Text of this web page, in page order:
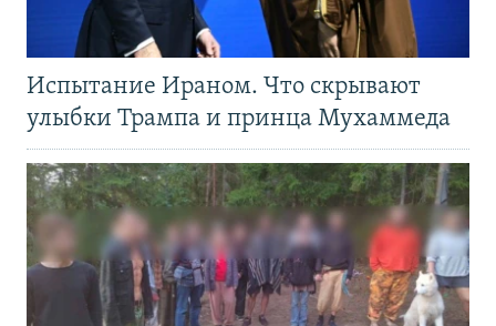
Испытание Ираном. Что скрывают
улыбки Трампа и принца Мухаммеда